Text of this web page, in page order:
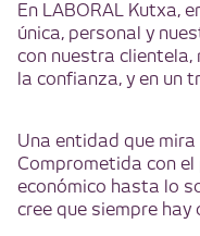
En LABORAL Kutxa,
única, personal y
con nuestra
la confianza, y en un
Una entidad que
Comprometida con
económico hasta lo
cree que siempre hay